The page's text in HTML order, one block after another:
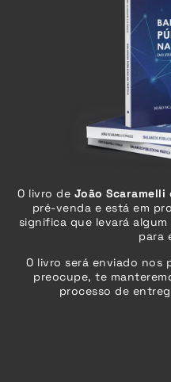
O livro de João Scaramelli
pré-venda e está em
significa que levará
para
O livro será enviado nos
preocupe, te
processo de